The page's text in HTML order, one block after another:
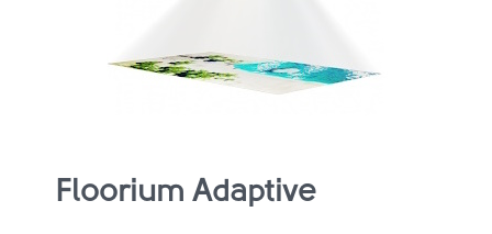
Floorium Adaptive